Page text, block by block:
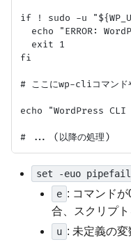
if ! sudo -u
echo "ERROR:
  exit 1
fi
# ここにwp-cliコマンド
echo "WordPress
set -euo pipefail
e : コマンド
合、スクリプト
u : 未定義の